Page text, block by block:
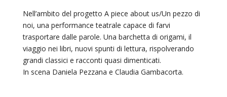
Nell’ambito del progetto A piece about us/Un pezzo di
noi, una performance teatrale capace di farvi
trasportare dalle parole. Una barchetta di origami, il
viaggio nei libri, nuovi spunti di lettura, rispolverando
grandi classici e racconti quasi dimenticati.
In scena Daniela Pezzana e Claudia Gambacorta.